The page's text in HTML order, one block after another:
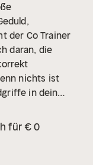
der Co Trainer
daran, die
nichts ist
in dein
Sitz auf
für € 0